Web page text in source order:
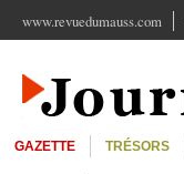
www.revuedumauss.com
GAZETTE TRÉSORS